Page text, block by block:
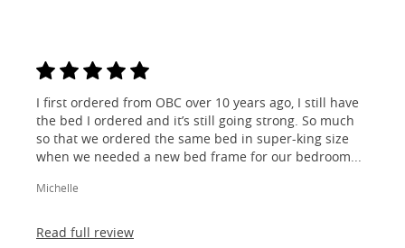
I first ordered from OBC over 10 years ago, I still have
the bed I ordered and it’s still going strong. So much
so that we ordered the same bed in super-king size
when we needed a new bed frame for our bedroom...
Michelle
Read full review